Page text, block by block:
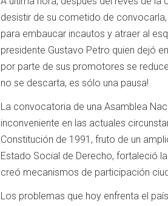
desistir de su cometido de
para embaucar incautos y atraer al
presidente Gustavo Petro quien dejó
por parte de sus promotores se
no se descarta, es sólo una pausa!
La convocatoria de una Asamblea
inconveniente en las actuales
Constitución de 1991, fruto de un
Estado Social de Derecho, fortaleció
creó mecanismos de participación
Los problemas que hoy enfrenta el